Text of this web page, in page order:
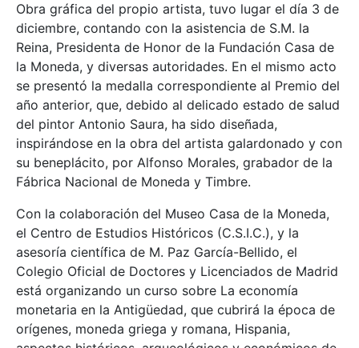
Obra gráfica del propio artista, tuvo lugar el día 3 de
diciembre, contando con la asistencia de S.M. la
Reina, Presidenta de Honor de la Fundación Casa de
la Moneda, y diversas autoridades. En el mismo acto
se presentó la medalla correspondiente al Premio del
año anterior, que, debido al delicado estado de salud
del pintor Antonio Saura, ha sido diseñada,
inspirándose en la obra del artista galardonado y con
su beneplácito, por Alfonso Morales, grabador de la
Fábrica Nacional de Moneda y Timbre.
Con la colaboración del Museo Casa de la Moneda,
el Centro de Estudios Históricos (C.S.I.C.), y la
asesoría científica de M. Paz García-Bellido, el
Colegio Oficial de Doctores y Licenciados de Madrid
está organizando un curso sobre La economía
monetaria en la Antigüedad, que cubrirá la época de
orígenes, moneda griega y romana, Hispania,